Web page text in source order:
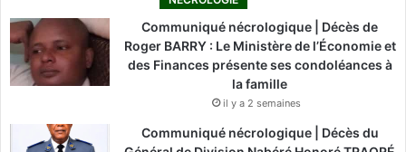
Communiqué nécrologique | Décès de
Roger BARRY : Le Ministère de l’Économie et
des Finances présente ses condoléances à
la famille
il y a 2 semaines
Communiqué nécrologique | Décès du